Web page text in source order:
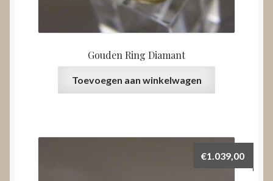
Gouden Ring Diamant
Toevoegen aan winkelwagen
€1.039,00